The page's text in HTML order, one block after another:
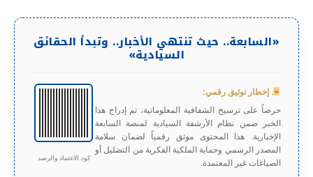
«السابعة.. حيث تنتهي الأخبار.. وتبدأ الحقائق
السيادية»
إخطار توثيق رقمي:
حرصاً على ترسيخ الشفافية المعلوماتية، تم إدراج هذا
الخبر ضمن نظام الأرشفة السيادية لمنصة السابعة
الإخبارية. هذا المحتوى موثق رقمياً لضمان سلامة
المصدر الرسمي وحماية الملكية الفكرية من التضليل أو
الصياغات غير المعتمدة.
كود الاعتماد والرصد